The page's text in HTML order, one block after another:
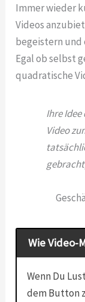
Immer wieder
Videos
begeistern und
Egal ob selbst
quadratische
Ihre
Video
Wie Video-
Wenn Du
dem Button